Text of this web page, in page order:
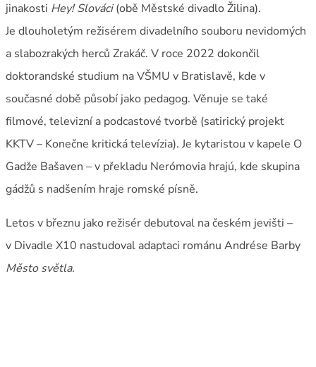
jinakosti Hey! Slováci(obě Městské divadlo Žilina).
Je dlouholetým režisérem divadelního souboru nevidomých
a slabozrakých herců Zrakáč. V roce 2022 dokončil
doktorandské studium na VŠMU v Bratislavě, kde v
současné době působí jako pedagog. Věnuje se také
filmové, televizní a podcastové tvorbě (satirický projekt
KKTV – Konečne kritická televízia). Je kytaristou v kapele O
Gadže Bašaven – v překladu Nerómovia hrajú, kde skupina
gádžů s nadšením hraje romské písně.
Letos v březnu jako režisér debutoval na českém jevišti –
v Divadle X10 nastudoval adaptaci románu Andrése Barby
Město světla.